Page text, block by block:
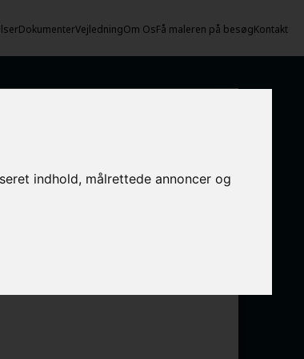
indhold, målrettede annoncer og
DokumenterVejledningOm OsFå maleren på besøgKontakt